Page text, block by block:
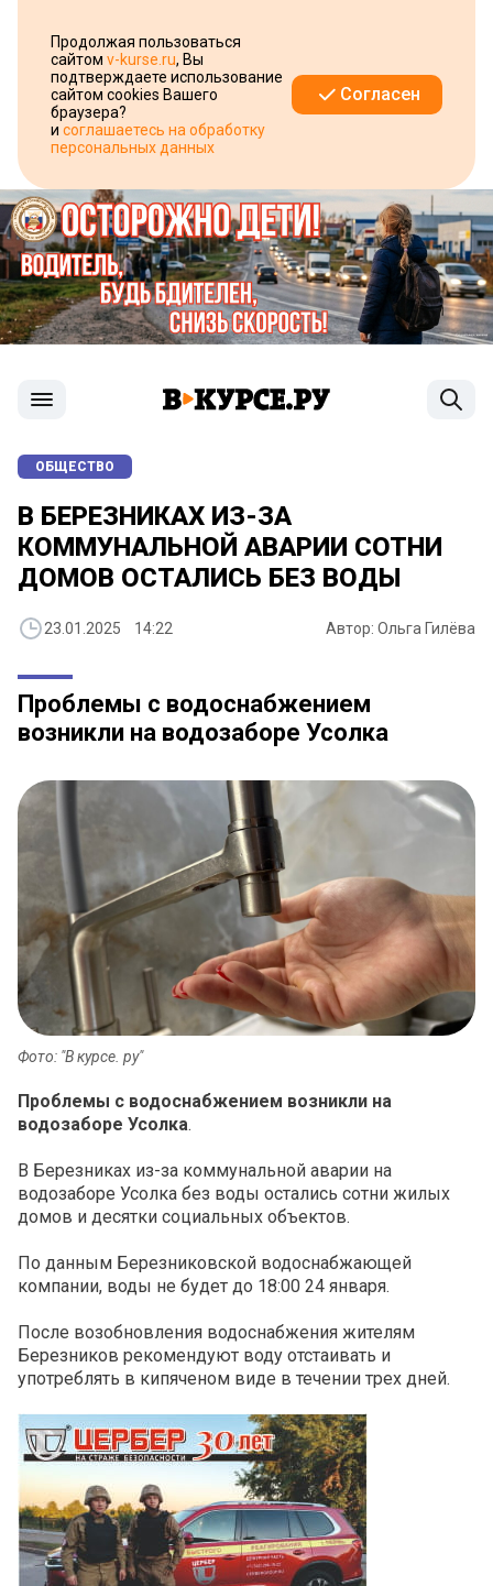
Продолжая пользоваться
сайтом v-kurse.ru, Вы
подтверждаете использование
сайтом cookies Вашего
браузера?
и соглашаетесь на обработку
персональных данных
Согласен
ОБЩЕСТВО
В БЕРЕЗНИКАХ ИЗ-ЗА
КОММУНАЛЬНОЙ АВАРИИ СОТНИ
ДОМОВ ОСТАЛИСЬ БЕЗ ВОДЫ
23.01.2025 14:22 Автор: Ольга Гилёва
Проблемы с водоснабжением
возникли на водозаборе Усолка
Фото: "В курсе. ру"
Проблемы с водоснабжением возникли на
водозаборе Усолка.
В Березниках из-за коммунальной аварии на
водозаборе Усолка без воды остались сотни жилых
домов и десятки социальных объектов.
По данным Березниковской водоснабжающей
компании, воды не будет до 18:00 24 января.
После возобновления водоснабжения жителям
Березников рекомендуют воду отстаивать и
употреблять в кипяченом виде в течении трех дней.